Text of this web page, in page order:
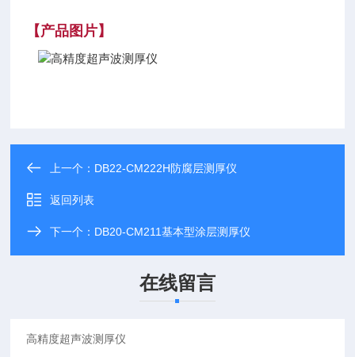
【产品图片】
上一个： DB22-CM222H防腐层测厚仪
返回列表
下一个： DB20-CM211基本型涂层测厚仪
在线留言